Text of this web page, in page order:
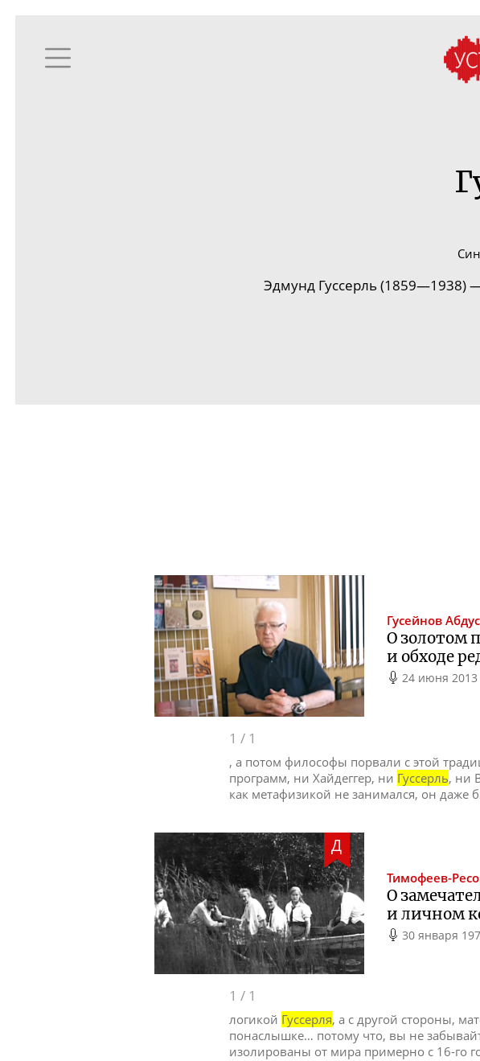
Эдмунд Гуссерль (1859—1938)
Гусейнов
О золотом
и обходе
24 июня 2013
1 / 1
, а потом философы порвали с этой
программ, ни Хайдеггер, ни Гуссерль, ни
как метафизикой не занимался, он даже
Д
Тимофеев-
О
и личном
30 января
1 / 1
логикой Гуссерля, а с другой стороны,
понаслышке… потому что, вы не
изолированы от мира примерно с 16-го